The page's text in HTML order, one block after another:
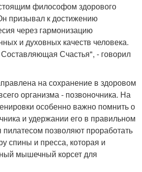
философом здорового
призывал к достижению
через гармонизацию
и духовных качеств человека.
Счастья", - говорил
на сохранение в здоровом
организма - позвоночника. На
особенно важно помнить о
и удержании его в правильном
позволяют проработать
спины и пресса, которая и
мышечный корсет для